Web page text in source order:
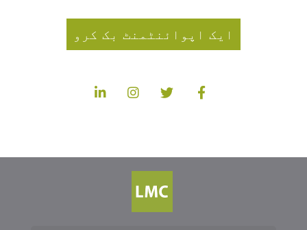
ایک اپوائنٹمنٹ بک کرو